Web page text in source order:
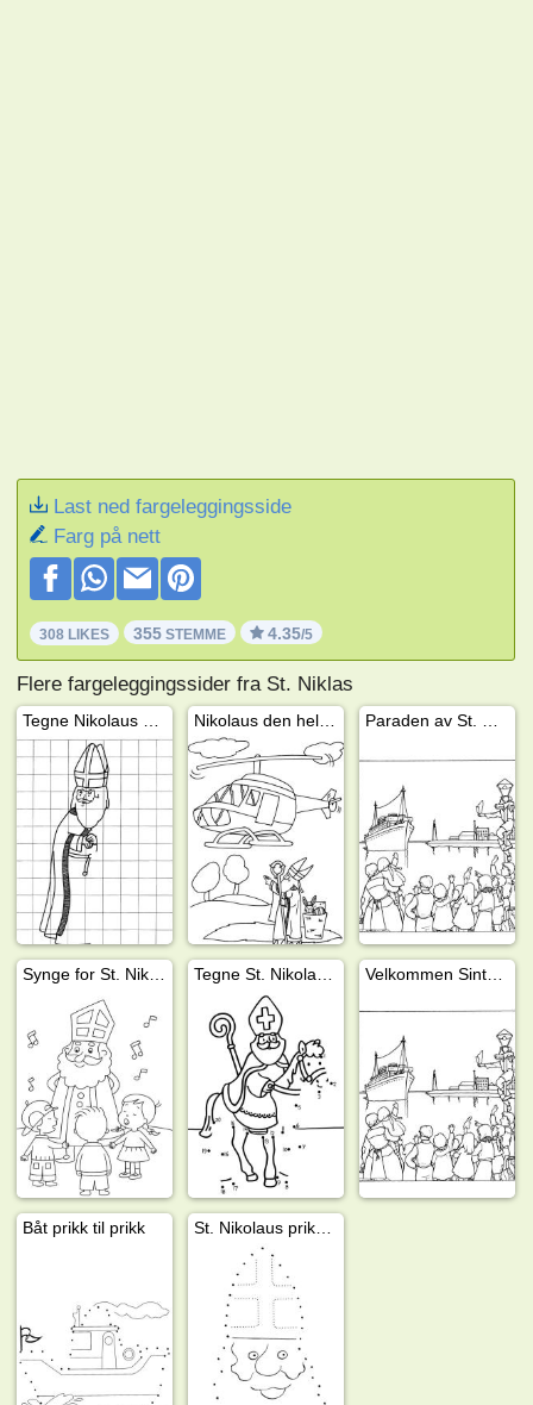
Last ned fargeleggingsside
Farg på nett
308 LIKES 355 STEMME 4.35/5
Flere fargeleggingssider fra St. Niklas
Båt prikk til prikk